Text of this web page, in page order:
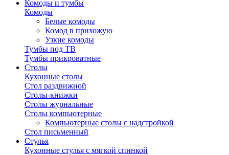
Комоды и тумбы
Комоды
Белые комоды
Комод в прихожую
Узкие комоды
Тумбы под ТВ
Тумбы прикроватные
Столы
Кухонные столы
Стол раздвижной
Столы-книжки
Столы журнальные
Столы компьютерные
Компьютерные столы с надстройкой
Стол письменный
Стулья
Кухонные стулья с мягкой спинкой